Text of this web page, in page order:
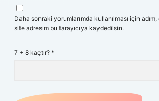
Daha sonraki yorumlarımda kullanılması için
site adresim bu tarayıcıya kaydedilsin.
7 + 8 kaçtır? *